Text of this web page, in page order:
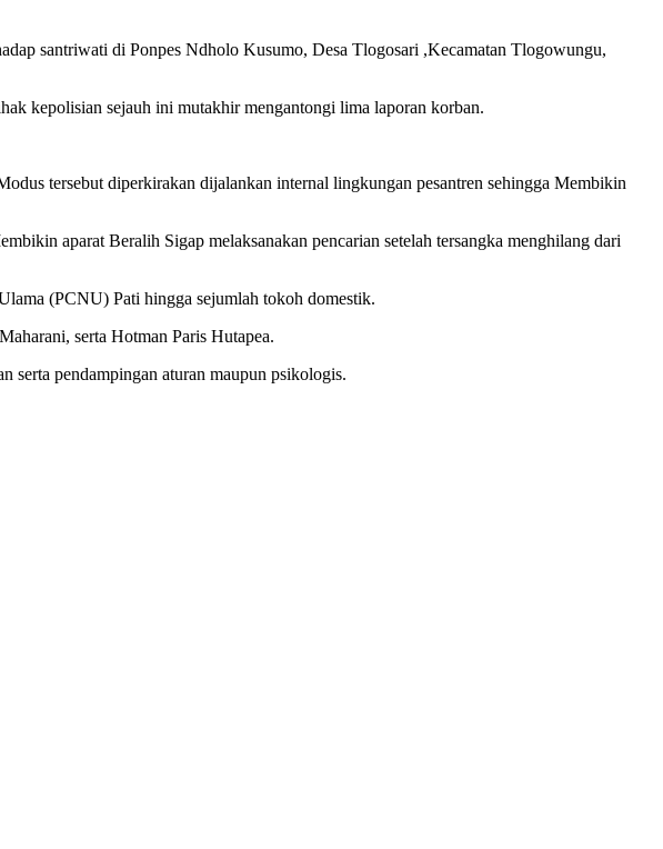
santriwati di Ponpes Ndholo Kusumo, Desa Tlogosari ,Kecamatan Tlogowungu,
kepolisian sejauh ini mutakhir mengantongi lima laporan korban.
tersebut diperkirakan dijalankan internal lingkungan pesantren sehingga Membikin
aparat Beralih Sigap melaksanakan pencarian setelah tersangka menghilang dari
(PCNU) Pati hingga sejumlah tokoh domestik.
serta Hotman Paris Hutapea.
serta pendampingan aturan maupun psikologis.